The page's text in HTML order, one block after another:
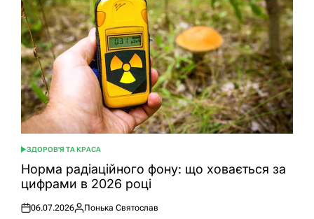
ОПУБЛІКУВАТИ
У
ЗДОРОВ'Я ТА КРАСА
Норма радіаційного фону: що ховається за
цифрами в 2026 році
Оприлюднено
06.07.2026
Опубліковано
Понька Святослав